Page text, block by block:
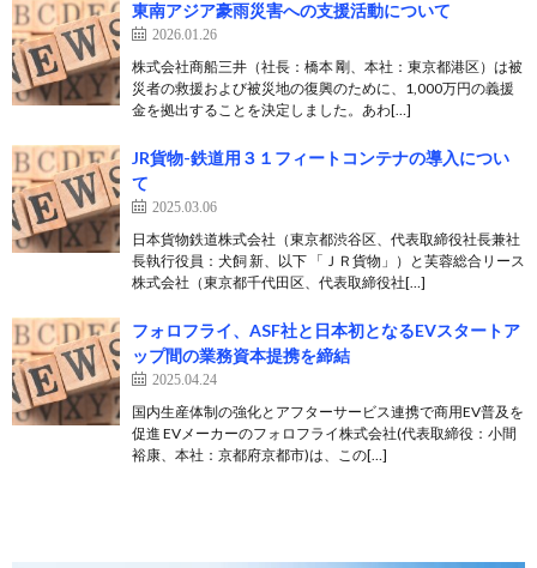
東南アジア豪雨災害への支援活動について
2026.01.26
株式会社商船三井（社長：橋本 剛、本社：東京都港区）は被
災者の救援および被災地の復興のために、1,000万円の義援
金を拠出することを決定しました。あわ[…]
JR貨物-鉄道用３１フィートコンテナの導入につい
て
2025.03.06
日本貨物鉄道株式会社（東京都渋谷区、代表取締役社長兼社
長執行役員：犬飼 新、以下 「ＪＲ貨物」）と芙蓉総合リース
株式会社（東京都千代田区、代表取締役社[…]
フォロフライ、ASF社と日本初となるEVスタートア
ップ間の業務資本提携を締結
2025.04.24
国内生産体制の強化とアフターサービス連携で商用EV普及を
促進 EVメーカーのフォロフライ株式会社(代表取締役：小間
裕康、本社：京都府京都市)は、この[…]